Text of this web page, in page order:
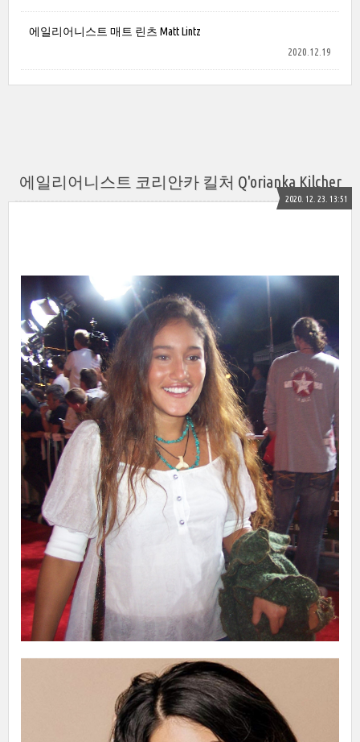
에일리어니스트 매트 린츠 Matt Lintz
2020.12.19
에일리어니스트 코리안카 킬처 Q'orianka Kilcher
2020. 12. 23. 13:51